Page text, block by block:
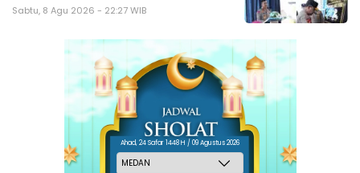
Sabtu, 8 Agu 2026 - 22:27 WIB
Ahad, 24 Safar 1448 H / 09 Agustus 2026